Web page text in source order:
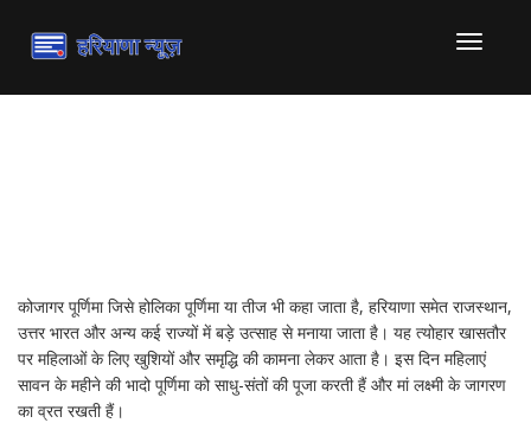
टॉगल
संचालित
कोजागर पूर्णिमा जिसे होलिका पूर्णिमा या तीज भी कहा जाता है, हरियाणा समेत राजस्थान,
उत्तर भारत और अन्य कई राज्यों में बड़े उत्साह से मनाया जाता है। यह त्योहार खासतौर
पर महिलाओं के लिए खुशियों और समृद्धि की कामना लेकर आता है। इस दिन महिलाएं
सावन के महीने की भादो पूर्णिमा को साधु-संतों की पूजा करती हैं और मां लक्ष्मी के जागरण
का व्रत रखती हैं।